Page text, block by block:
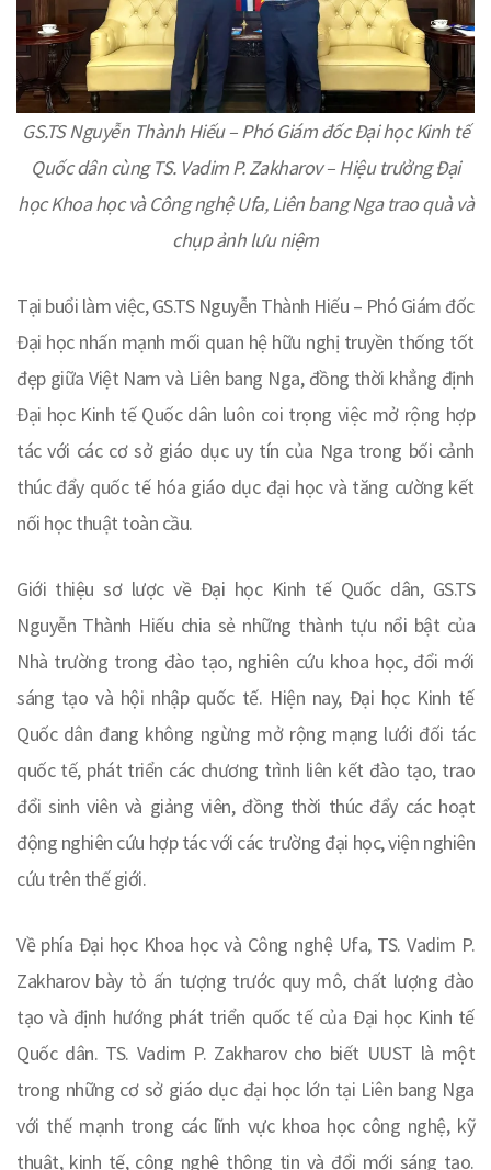
GS.TS Nguyễn Thành Hiếu – Phó Giám đốc Đại học Kinh tế
Quốc dân cùng TS. Vadim P. Zakharov – Hiệu trưởng Đại
học Khoa học và Công nghệ Ufa, Liên bang Nga trao quà và
chụp ảnh lưu niệm
Tại buổi làm việc, GS.TS Nguyễn Thành Hiếu – Phó Giám đốc
Đại học nhấn mạnh mối quan hệ hữu nghị truyền thống tốt
đẹp giữa Việt Nam và Liên bang Nga, đồng thời khẳng định
Đại học Kinh tế Quốc dân luôn coi trọng việc mở rộng hợp
tác với các cơ sở giáo dục uy tín của Nga trong bối cảnh
thúc đẩy quốc tế hóa giáo dục đại học và tăng cường kết
nối học thuật toàn cầu.
Giới thiệu sơ lược về Đại học Kinh tế Quốc dân, GS.TS
Nguyễn Thành Hiếu chia sẻ những thành tựu nổi bật của
Nhà trường trong đào tạo, nghiên cứu khoa học, đổi mới
sáng tạo và hội nhập quốc tế. Hiện nay, Đại học Kinh tế
Quốc dân đang không ngừng mở rộng mạng lưới đối tác
quốc tế, phát triển các chương trình liên kết đào tạo, trao
đổi sinh viên và giảng viên, đồng thời thúc đẩy các hoạt
động nghiên cứu hợp tác với các trường đại học, viện nghiên
cứu trên thế giới.
Về phía Đại học Khoa học và Công nghệ Ufa, TS. Vadim P.
Zakharov bày tỏ ấn tượng trước quy mô, chất lượng đào
tạo và định hướng phát triển quốc tế của Đại học Kinh tế
Quốc dân. TS. Vadim P. Zakharov cho biết UUST là một
trong những cơ sở giáo dục đại học lớn tại Liên bang Nga
với thế mạnh trong các lĩnh vực khoa học công nghệ, kỹ
thuật, kinh tế, công nghệ thông tin và đổi mới sáng tạo.